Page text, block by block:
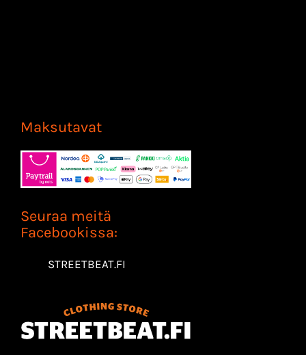
Maksutavat
Seuraa meitä
Facebookissa:
STREETBEAT.FI